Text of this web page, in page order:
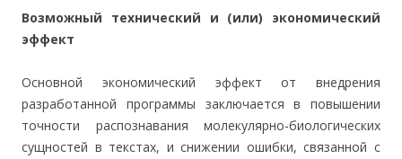
Возможный технический и (или) экономический
эффект
Основной экономический эффект от внедрения
разработанной программы заключается в повышении
точности распознавания молекулярно-биологических
сущностей в текстах, и снижении ошибки, связанной с